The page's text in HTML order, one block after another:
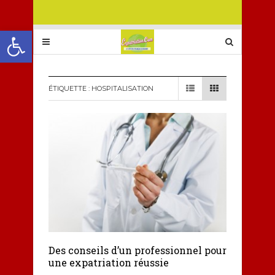
Ouvrir la barre d’outils
ÉTIQUETTE : HOSPITALISATION
Des conseils d’un professionnel pour
une expatriation réussie